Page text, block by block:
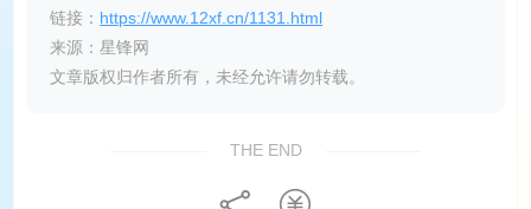
链接： https://www.12xf.cn/1131.html
来源：星锋网
文章版权归作者所有，未经允许请勿转载。
THE END